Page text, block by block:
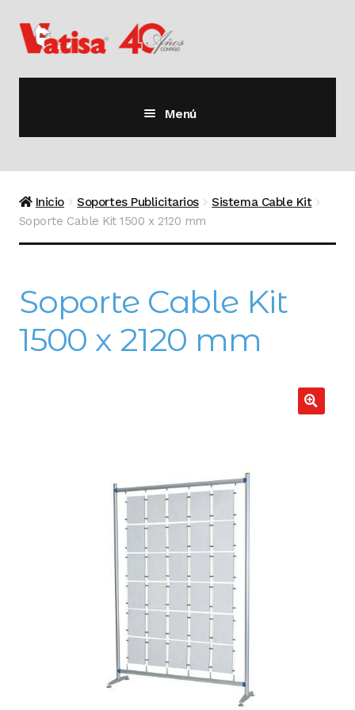
a
la
navegación
al
contenido
Menú
Tienda
Inicio Soportes Publicitarios
Sistema Cable Kit
Soporte Cable Kit 1500 x 2120 mm
Soporte Cable Kit
1500 x 2120 mm